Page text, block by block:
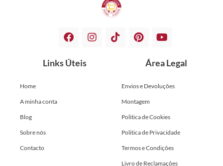
Links Úteis
Home
A minha conta
Blog
Sobre nós
Contacto
Área Legal
Envios e Devoluções
Montagem
Politica de Cookies
Politica de Privacidade
Termos e Condições
Livro de Reclamações